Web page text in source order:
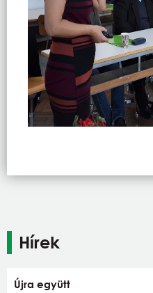
Hírek
Újra együtt